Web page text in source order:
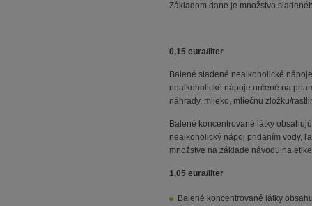
Základom dane je množstvo
0,15 eura/liter
Balené sladené nealkoholické
nealkoholické nápoje určené na
náhrady, mlieko, mliečnu zložku/
Balené koncentrované látky
nealkoholický nápoj pridaním vody,
množstve na základe návodu na
1,05 eura/liter
Balené koncentrované látky